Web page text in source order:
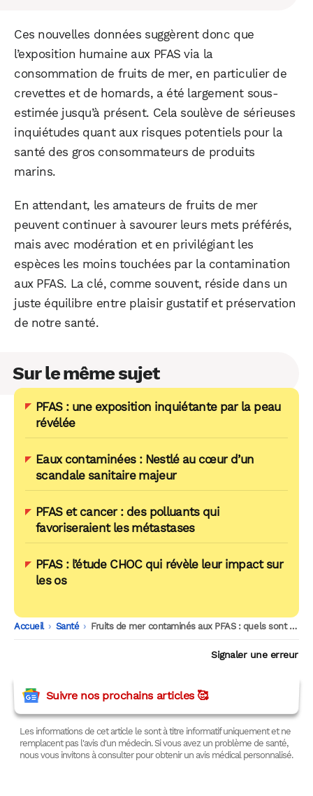
Ces nouvelles données suggèrent donc que
l’exposition humaine aux PFAS via la
consommation de fruits de mer, en particulier de
crevettes et de homards, a été largement sous-
estimée jusqu’à présent. Cela soulève de sérieuses
inquiétudes quant aux risques potentiels pour la
santé des gros consommateurs de produits
marins.
En attendant, les amateurs de fruits de mer
peuvent continuer à savourer leurs mets préférés,
mais avec modération et en privilégiant les
espèces les moins touchées par la contamination
aux PFAS. La clé, comme souvent, réside dans un
juste équilibre entre plaisir gustatif et préservation
de notre santé.
Sur le même sujet
PFAS : une exposition inquiétante par la peau
révélée
Eaux contaminées : Nestlé au cœur d’un
scandale sanitaire majeur
PFAS et cancer : des polluants qui
favoriseraient les métastases
PFAS : l’étude CHOC qui révèle leur impact sur
les os
Accueil -
Santé -
Fruits de mer contaminés aux PFAS : quels sont les risques pour la santé ?
Signaler une erreur
Suivre nos prochains articles 🥰
Les informations de cet article le sont à titre informatif uniquement et ne
remplacent pas l'avis d'un médecin. Si vous avez un problème de santé,
nous vous invitons à consulter pour obtenir un avis médical personnalisé.